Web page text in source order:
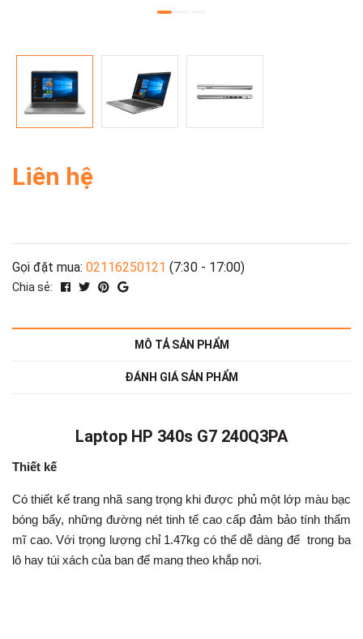
Liên hệ
Gọi đặt mua: 02116250121 (7:30 - 17:00)
Chia sẻ:
MÔ TẢ SẢN PHẨM
ĐÁNH GIÁ SẢN PHẨM
Laptop HP 340s G7 240Q3PA
Thiết kế
Có thiết kế trang nhã sang trọng khi được phủ một lớp màu bạc
bóng bẩy, những đường nét tinh tế cao cấp đảm bảo tính thẩm
mĩ cao. Với trọng lượng chỉ 1.47kg có thể dễ dàng để trong ba
lô hay túi xách của bạn để mang theo khắp nơi.